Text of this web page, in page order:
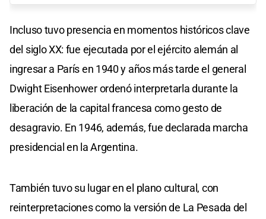
Incluso tuvo presencia en momentos históricos clave
del siglo XX: fue ejecutada por el ejército alemán al
ingresar a París en 1940 y años más tarde el general
Dwight Eisenhower ordenó interpretarla durante la
liberación de la capital francesa como gesto de
desagravio. En 1946, además, fue declarada marcha
presidencial en la Argentina.
También tuvo su lugar en el plano cultural, con
reinterpretaciones como la versión de La Pesada del